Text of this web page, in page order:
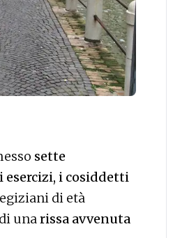
sette
esercizi, i cosiddetti
di età
unarissa avvenuta